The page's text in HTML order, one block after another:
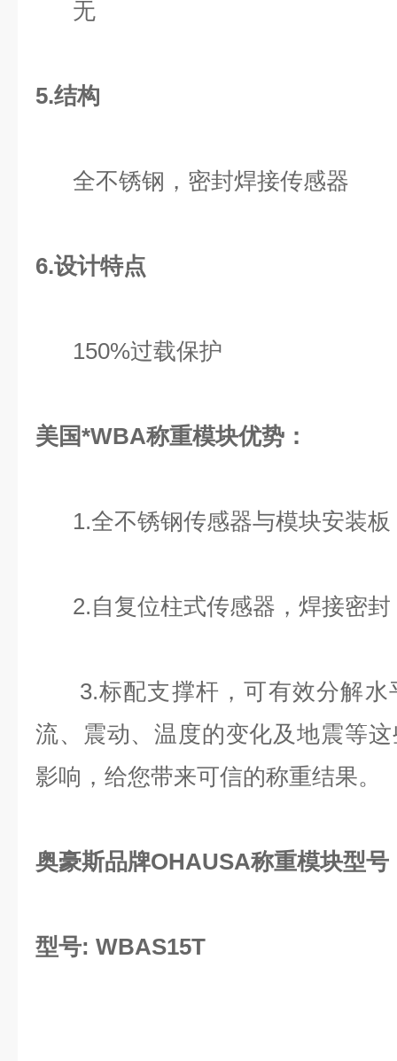
无
5.结构
全不锈钢，密封焊接传感器
6.设计特点
150%过载保护
美国*WBA称重模块优势：
1.全不锈钢传感器与模块安装板
2.自复位柱式传感器，焊接密封
3.标配支撑杆，可有效分解水
流、震动、温度的变化及地震等
影响，给您带来可信的称重结果。
奥豪斯品牌OHAUSA称重模块型号
型号: WBAS15T